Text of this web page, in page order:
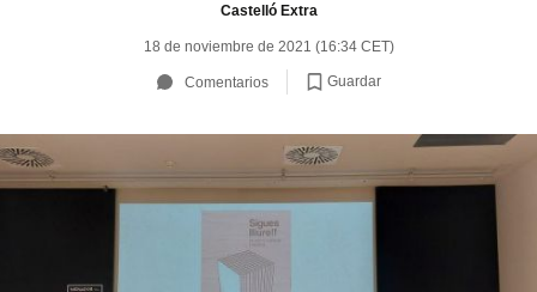
Castelló Extra
18 de noviembre de 2021 (16:34 CET)
Comentarios Guardar